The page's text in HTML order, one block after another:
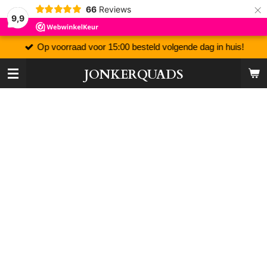
9,9
66 Reviews ×
JONKERQUADS
Op voorraad voor 15:00 besteld volgende dag in huis!